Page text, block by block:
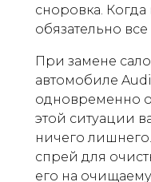
сноровка. Когда
обязательно
При замене
автомобиле
одновременно
этой ситуации
ничего
спрей для
его на